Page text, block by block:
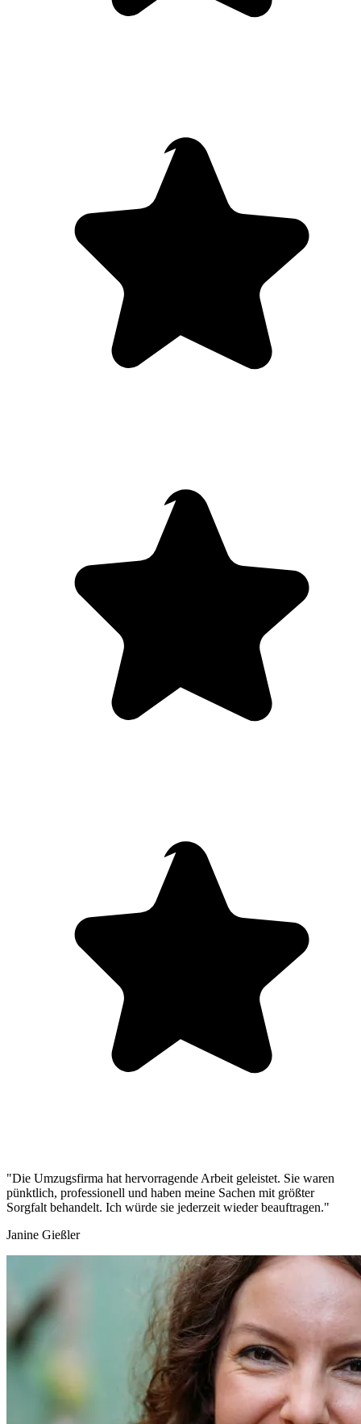
"Die Umzugsfirma hat hervorragende Arbeit geleistet. Sie waren
pünktlich, professionell und haben meine Sachen mit größter
Sorgfalt behandelt. Ich würde sie jederzeit wieder beauftragen."
Janine Gießler